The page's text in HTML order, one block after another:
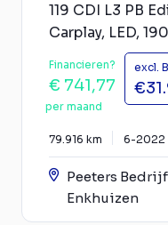
119 CDI L3 PB
Carplay, LED,
Financieren?
€ 741,77
per maand
excl.
79.916 km 6-2022
Peeters
Enkhuizen